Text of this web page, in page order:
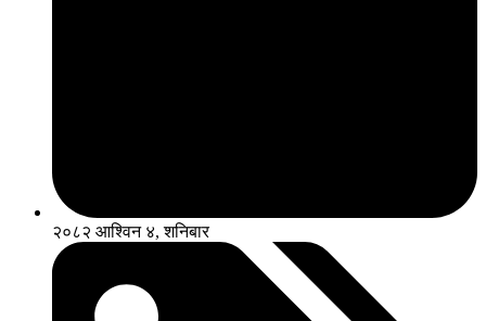
२०८२ आश्विन ४, शनिबार